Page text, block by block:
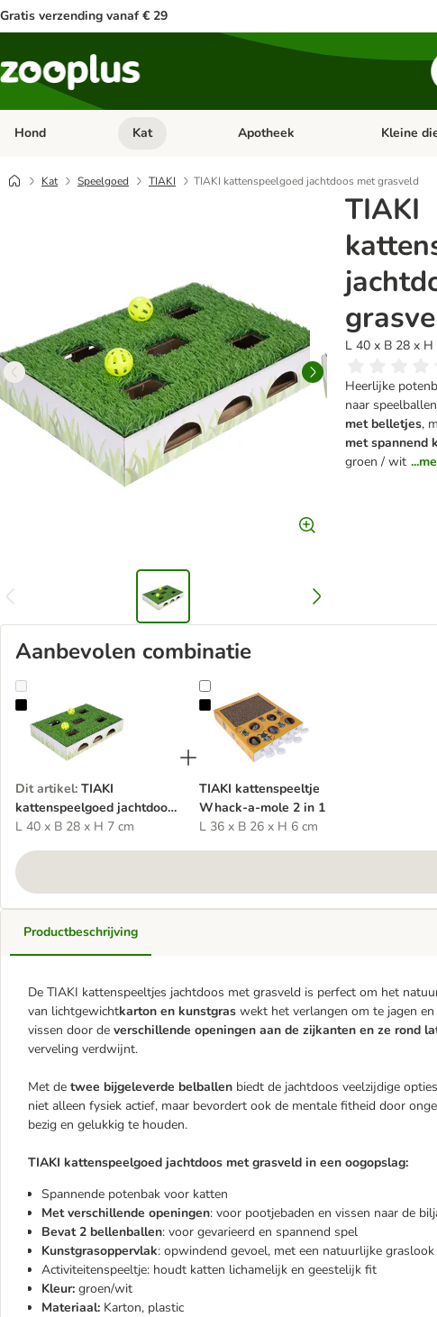
Gratis verzending vanaf € 29
Hond Open categorie menu: Hond
Kat Open categorie menu: Kat
Apotheek Open
Kleine
Kat Speelgoed TIAKI TIAKI kattenspeelgoed jachtdoos met grasveld
TIAKI
L 40 x B 28 x H
Heerlijke
naar
met belletjes,
met spannend
groen / wit
Aanbevolen combinatie
TIAKI kattenspeelgoed jachtdoos met grasveld
Dit artikel: TIAKI
kattenspeelgoed jachtdoos
met grasveld
L 40 x B 28 x H 7 cm
TIAKI kattenspeeltje Whack-a-mole 2 in 1
TIAKI kattenspeeltje
Whack-a-mole 2 in 1
L 36 x B 26 x H 6 cm
Productbeschrijving
De TIAKI kattenspeeltjes jachtdoos met grasveld is perfect om het
van lichtgewichtkarton en kunstgras wekt het verlangen om te jagen
vissen door de verschillende openingen aan de zijkanten en ze rond
verveling verdwijnt.
Met de twee bijgeleverde belballen biedt de jachtdoos veelzijdige
niet alleen fysiek actief, maar bevordert ook de mentale fitheid door
bezig en gelukkig te houden.
TIAKI kattenspeelgoed jachtdoos met grasveld in een oogopslag:
Spannende potenbak voor katten
Met verschillende openingen: voor pootjebaden en vissen naar de
Bevat 2 bellenballen: voor gevarieerd en spannend spel
Kunstgrasoppervlak: opwindend gevoel, met een natuurlijke graslook
Activiteitenspeeltje: houdt katten lichamelijk en geestelijk fit
Kleur: groen/wit
Materiaal: Karton, plastic